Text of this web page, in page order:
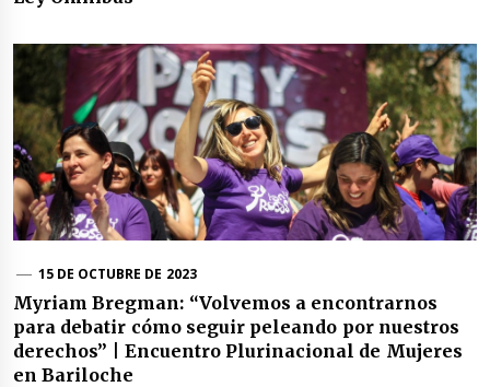
15 DE OCTUBRE DE 2023
Myriam Bregman: “Volvemos a encontrarnos
para debatir cómo seguir peleando por nuestros
derechos” | Encuentro Plurinacional de Mujeres
en Bariloche